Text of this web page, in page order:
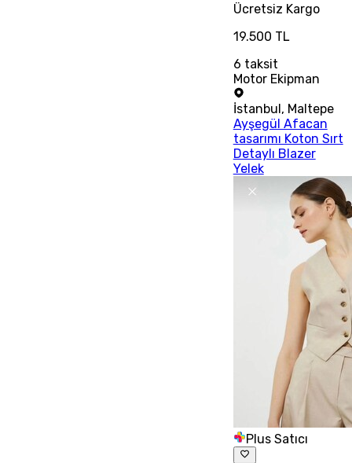
Ücretsiz Kargo
19.500 TL
6 taksit
Motor Ekipman
İstanbul, Maltepe
Ayşegül Afacan
tasarımı Koton Sırt
Detaylı Blazer
Yelek
Plus Satıcı